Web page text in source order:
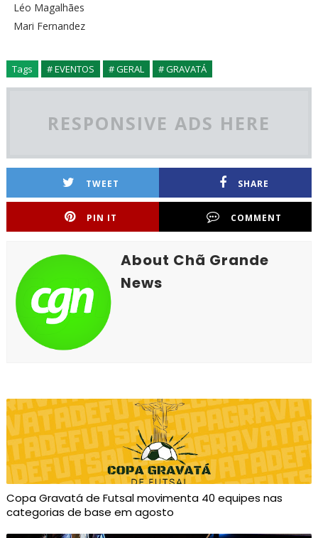
Léo Magalhães
Mari Fernandez
Tags # EVENTOS # GERAL # GRAVATÁ
RESPONSIVE ADS HERE
TWEET SHARE
PIN IT COMMENT
About Chã Grande
News
Copa Gravatá de Futsal movimenta 40 equipes nas
categorias de base em agosto